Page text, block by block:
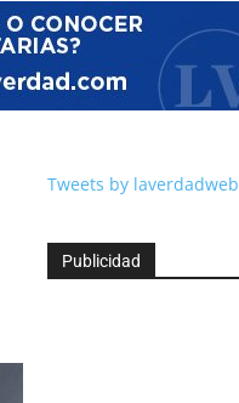
Tweets by laverdadweb
Publicidad